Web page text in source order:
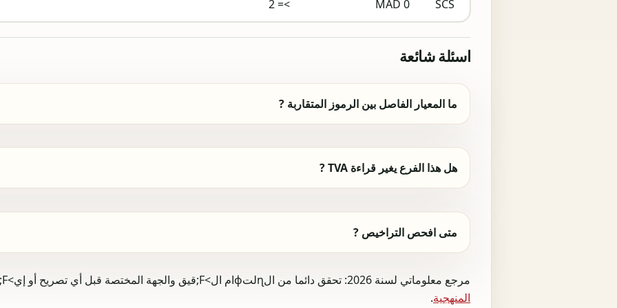
SCS
0 MAD
>= 2
اسئلة شائعة
ما المعيار الفاصل بين الرموز المتقاربة ?
هل هذا الفرع يغير قراءة TVA ?
متى افحص التراخيص ?
مرجع معلوماتي لسنة 2026: تحقق دائما من الɳلتɸام ال>F;قيق والجهة المختصة قبل أي تصريح أو إي>F;اع أو قرار تجاري.
المنهجية.